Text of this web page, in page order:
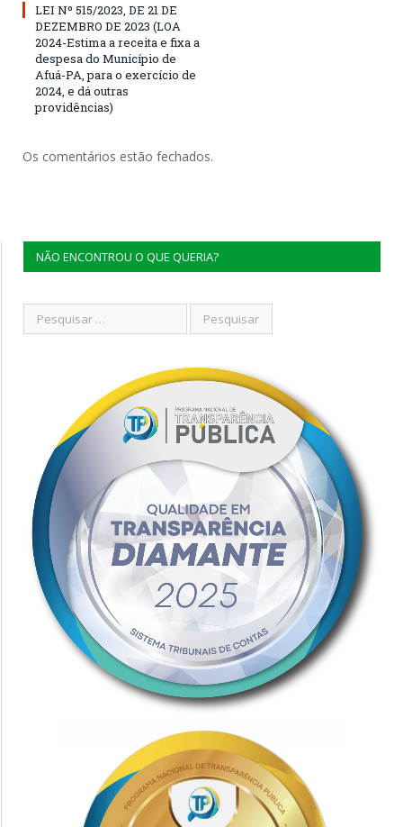
LEI Nº 515/2023, DE 21 DE
DEZEMBRO DE 2023 (LOA
2024-Estima a receita e fixa a
despesa do Município de
Afuá-PA, para o exercício de
2024, e dá outras
providências)
Os comentários estão fechados.
NÃO ENCONTROU O QUE QUERIA?